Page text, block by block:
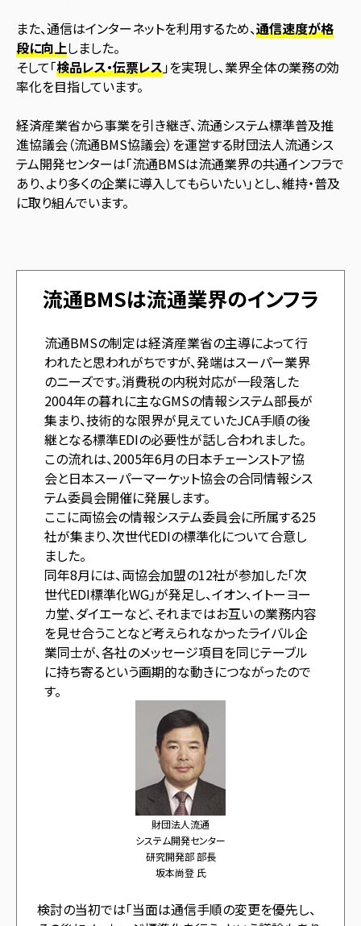
また、通信はインターネットを利用するため、通信速度が格
段に向上しました。
そして「検品レス・伝票レス」を実現し、業界全体の業務の効
率化を目指しています。
経済産業省から事業を引き継ぎ、流通システム標準普及推
進協議会（流通BMS協議会）を運営する財団法人流通シス
テム開発センターは「流通BMSは流通業界の共通インフラで
あり、より多くの企業に導入してもらいたい」とし、維持・普及
に取り組んでいます。
流通BMSは流通業界のインフラ
流通BMSの制定は経済産業省の主導によって行
われたと思われがちですが、発端はスーパー業界
のニーズです。消費税の内税対応が一段落した
2004年の暮れに主なGMSの情報システム部長が
集まり、技術的な限界が見えていたJCA手順の後
継となる標準EDIの必要性が話し合われました。
この流れは、2005年6月の日本チェーンストア協
会と日本スーパーマーケット協会の合同情報シス
テム委員会開催に発展します。
ここに両協会の情報システム委員会に所属する25
社が集まり、次世代EDIの標準化について合意し
ました。
同年8月には、両協会加盟の12社が参加した「次
世代EDI標準化WG」が発足し、イオン、イトーヨー
カ堂、ダイエーなど、それまではお互いの業務内容
を見せ合うことなど考えられなかったライバル企
業同士が、各社のメッセージ項目を同じテーブル
に持ち寄るという画期的な動きにつながったので
す。
財団法人流通
システム開発センター
研究開発部 部長
坂本尚登 氏
検討の当初では「当面は通信手順の変更を優先し、